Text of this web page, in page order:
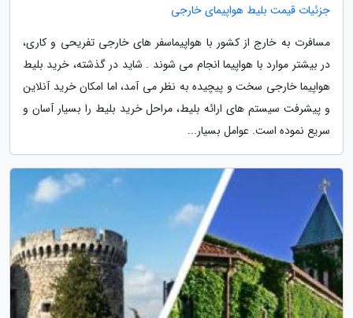
جزئیات قیمت بلیط هواپیمای خارجی
مسافرت به خارج از کشور با هواپیماسفر های خارجی تفریحی و کاری،
در بیشتر موارد با هواپیما انجام می شوند . شاید در گذشته، خرید بلیط
هواپیما خارجی سخت و پیچیده به نظر می آمد، اما امکان خرید آنلاین
و پیشرفت سیستم های ارائه بلیط، مراحل خرید بلیط را بسیار آسان و
سریع نموده است. عوامل بسیار...